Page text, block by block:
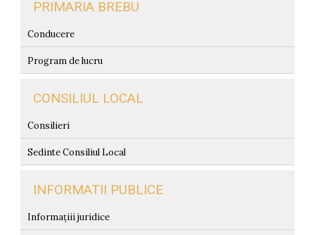
PRIMARIA BREBU
Conducere
Program de lucru
CONSILIUL LOCAL
Consilieri
Sedinte Consiliul Local
INFORMATII PUBLICE
Informațiii juridice